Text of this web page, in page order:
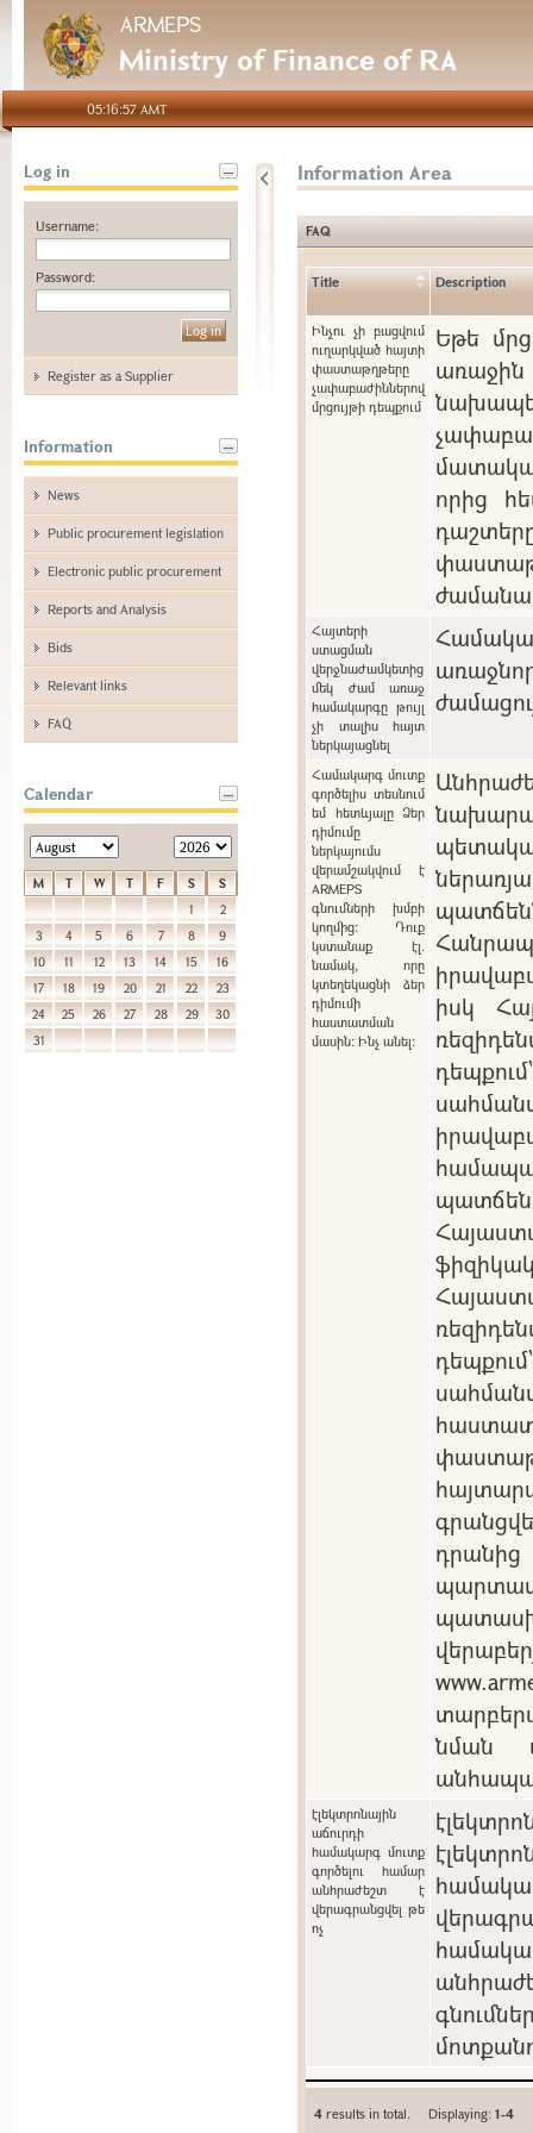
ARMEPS
Ministry of Finance of RA
05:16:57 AMT
Log in
Username:
Password:
Register as a Supplier
Information
News
Public procurement legislation
Electronic public procurement
Reports and Analysis
Bids
Relevant links
FAQ
Calendar
M T W T F S
S
1
2
3
4 5 6 7 8
9
10
11 12 13 14 15
16
17
18 19 20 21 22
23
24
25 26 27 28 29
30
31
Information Area
FAQ
Title Description
Ինչու չի բացվում
ուղարկված հայտի
փաստաթղթերը
չափաբաժիններով
մրցույթի դեպքում
Եթե
առաջին
որից
Հայտերի
ստացման
վերջնաժամկետից
մեկ ժամ առաջ
համակարգը թույլ
չի տալիս հայտ
ներկայացնել
Համակարգ մուտք
գործելիս տեսնում
եմ հետևյալը Ձեր
դիմումը
ներկայումս
վերամշակվում է
ARMEPS
գնումների խմբի
կողմից: Դուք
կստանաք էլ.
նամակ, որը
կտեղեկացնի ձեր
դիմումի
հաստատման
մասին: Ինչ անել:
իսկ
նման
էլեկտրոնային
աճուրդի
համակարգ մուտք
գործելու համար
անհրաժեշտ է
վերագրանցվել թե
ոչ
4 results in total. Displaying:1-4